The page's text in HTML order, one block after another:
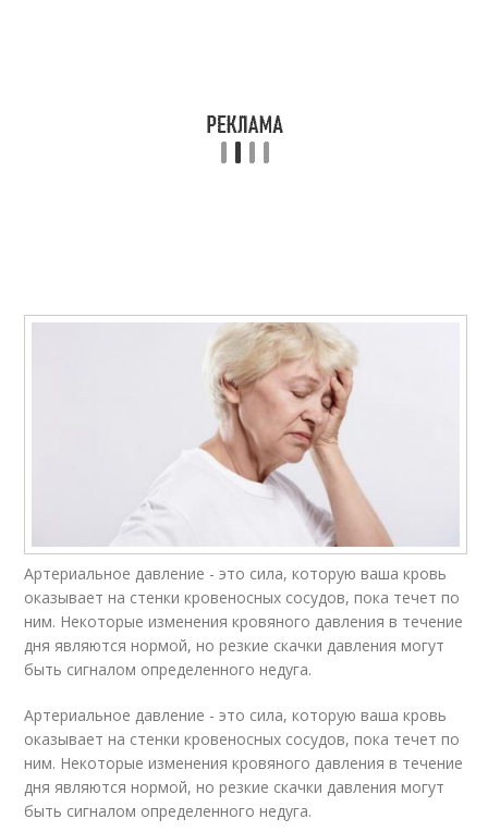
Артериальное давление - это сила, которую ваша кровь
оказывает на стенки кровеносных сосудов, пока течет по
ним. Некоторые изменения кровяного давления в течение
дня являются нормой, но резкие скачки давления могут
быть сигналом определенного недуга.
Артериальное давление - это сила, которую ваша кровь
оказывает на стенки кровеносных сосудов, пока течет по
ним. Некоторые изменения кровяного давления в течение
дня являются нормой, но резкие скачки давления могут
быть сигналом определенного недуга.